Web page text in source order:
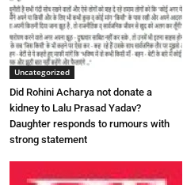
Uncategorized
Did Rohini Acharya not donate a
kidney to Lalu Prasad Yadav?
Daughter responds to rumours with
strong statement